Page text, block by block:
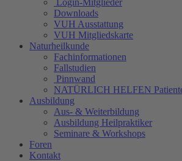
Login-Mitglieder
Downloads
VUH Ausstattung
VUH Mitgliedskarte
Naturheilkunde
Fachinformationen
Fallstudien
Pinnwand
NATÜRLICH HELFEN
Ausbildung
Aus- & Weiterbildung
Ausbildung Heilpraktiker
Seminare & Workshops
Foren
Kontakt